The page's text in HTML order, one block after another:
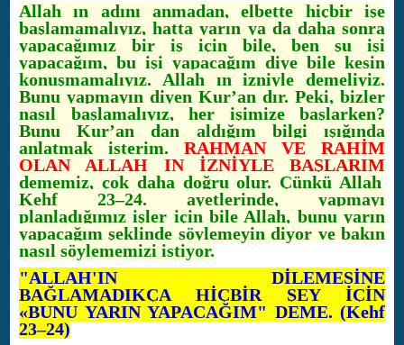
Allah ın adını anmadan, elbette hiçbir işe
başlamamalıyız, hatta yarın ya da daha sonra
yapacağımız bir iş için bile, ben şu işi
yapacağım, bu işi yapacağım diye bile kesin
konuşmamalıyız. Allah ın izniyle demeliyiz.
Bunu yapmayın diyen Kur’an dır. Peki, bizler
nasıl başlamalıyız, her işimize başlarken?
Bunu Kur’an dan aldığım bilgi ışığında
anlatmak isterim. RAHMAN VE RAHİM
OLAN ALLAH IN İZNİYLE BAŞLARIM
dememiz, çok daha doğru olur. Çünkü Allah
Kehf 23–24. ayetlerinde, yapmayı
planladığımız işler için bile Allah, bunu yarın
yapacağım şeklinde söylemeyin diyor ve bakın
nasıl söylememizi istiyor.
"ALLAH'IN DİLEMESİNE
BAĞLAMADIKÇA HİÇBİR ŞEY İÇİN
«BUNU YARIN YAPACAĞIM" DEME. (Kehf
23–24)